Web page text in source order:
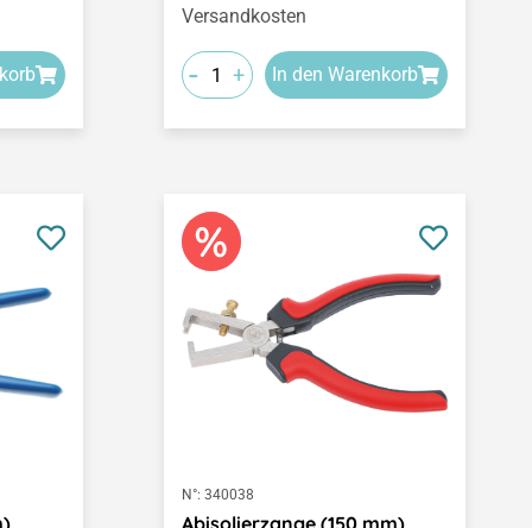
Versandkosten
- + In den Warenkorb
N°: 340038